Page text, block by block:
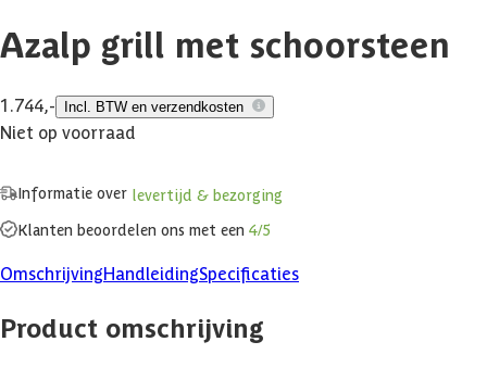
Azalp grill met schoorsteen
1.744,- Incl. BTW en verzendkosten
Niet op voorraad
Informatie over levertijd & bezorging
Klanten beoordelen ons met een 4/5
OmschrijvingHandleidingSpecificaties
Product omschrijving